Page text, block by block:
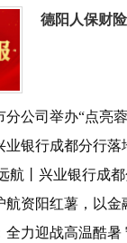
举办“点亮蓉城 守护万
银行成都分行落地
业银行成都分行成功举
红薯，以金融实践落实
全力迎战高温酷暑